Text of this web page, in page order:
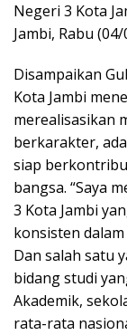
Negeri 3 Kota
Jambi, Rabu
Disampaikan
Kota Jambi
merealisasikan
berkarakter,
siap
bangsa. “Saya
3 Kota Jambi
konsisten
Dan salah satu
bidang studi
Akademik,
rata-rata